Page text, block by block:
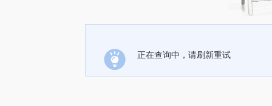
正在查询中，请刷新重试